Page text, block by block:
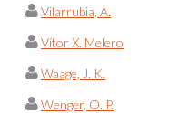
Vilarrubia, A.
Vítor X. Melero
Waage, J. K.
Wenger, O. P.